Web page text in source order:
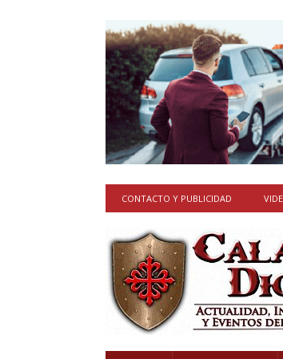
CONTACTO Y PUBLICIDAD